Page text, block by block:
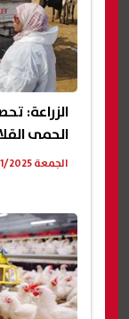
الحمى
الجمعة 28/11/2025 03:29 م